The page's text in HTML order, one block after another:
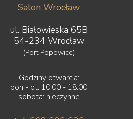
Salon Wrocław
ul. Białowieska 65B
54-234 Wrocław
(Port Popowice)
Godziny otwarcia:
pon - pt: 10:00 - 18:00
sobota: nieczynne